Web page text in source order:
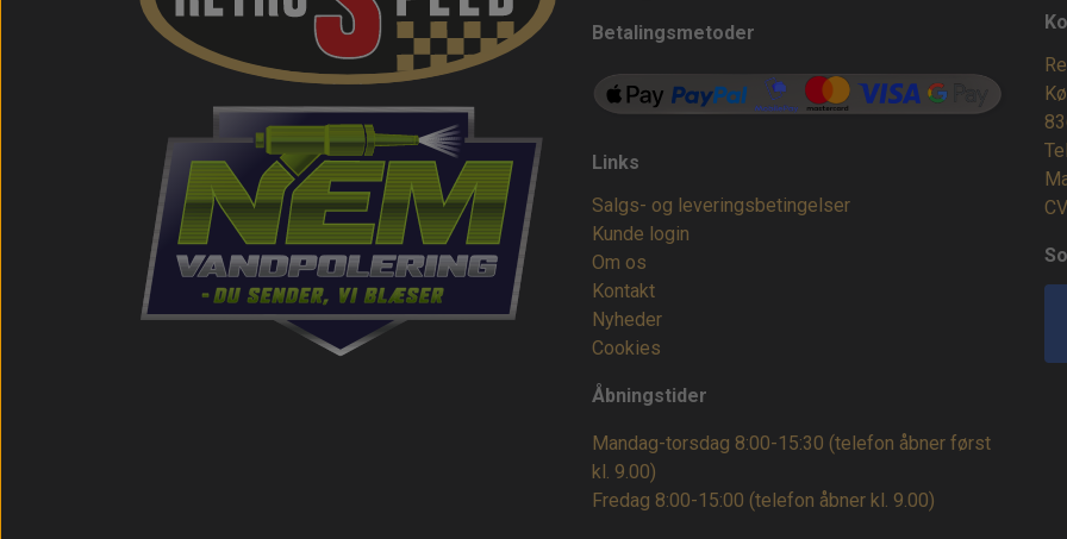
Betalingsmetoder
Links
Salgs- og leveringsbetingelser
Kunde login
Om os
Kontakt
Nyheder
Cookies
Åbningstider
Mandag-torsdag 8:00-15:30 (telefon åbner først
kl. 9.00)
Fredag 8:00-15:00 (telefon åbner kl. 9.00)